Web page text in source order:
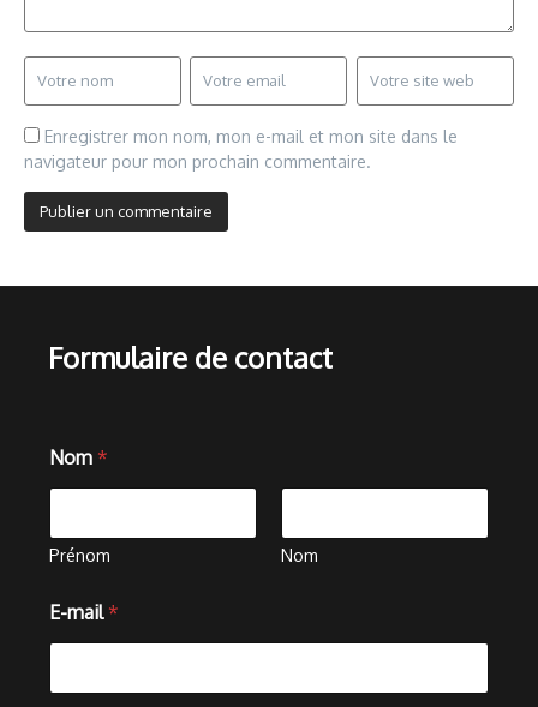
Enregistrer mon nom, mon e-mail et mon site dans le
navigateur pour mon prochain commentaire.
Formulaire de contact
Nom *
Prénom Nom
E-mail *